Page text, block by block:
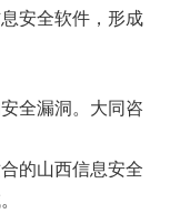
安全软件，形成
全漏洞。大同咨
的山西信息安全